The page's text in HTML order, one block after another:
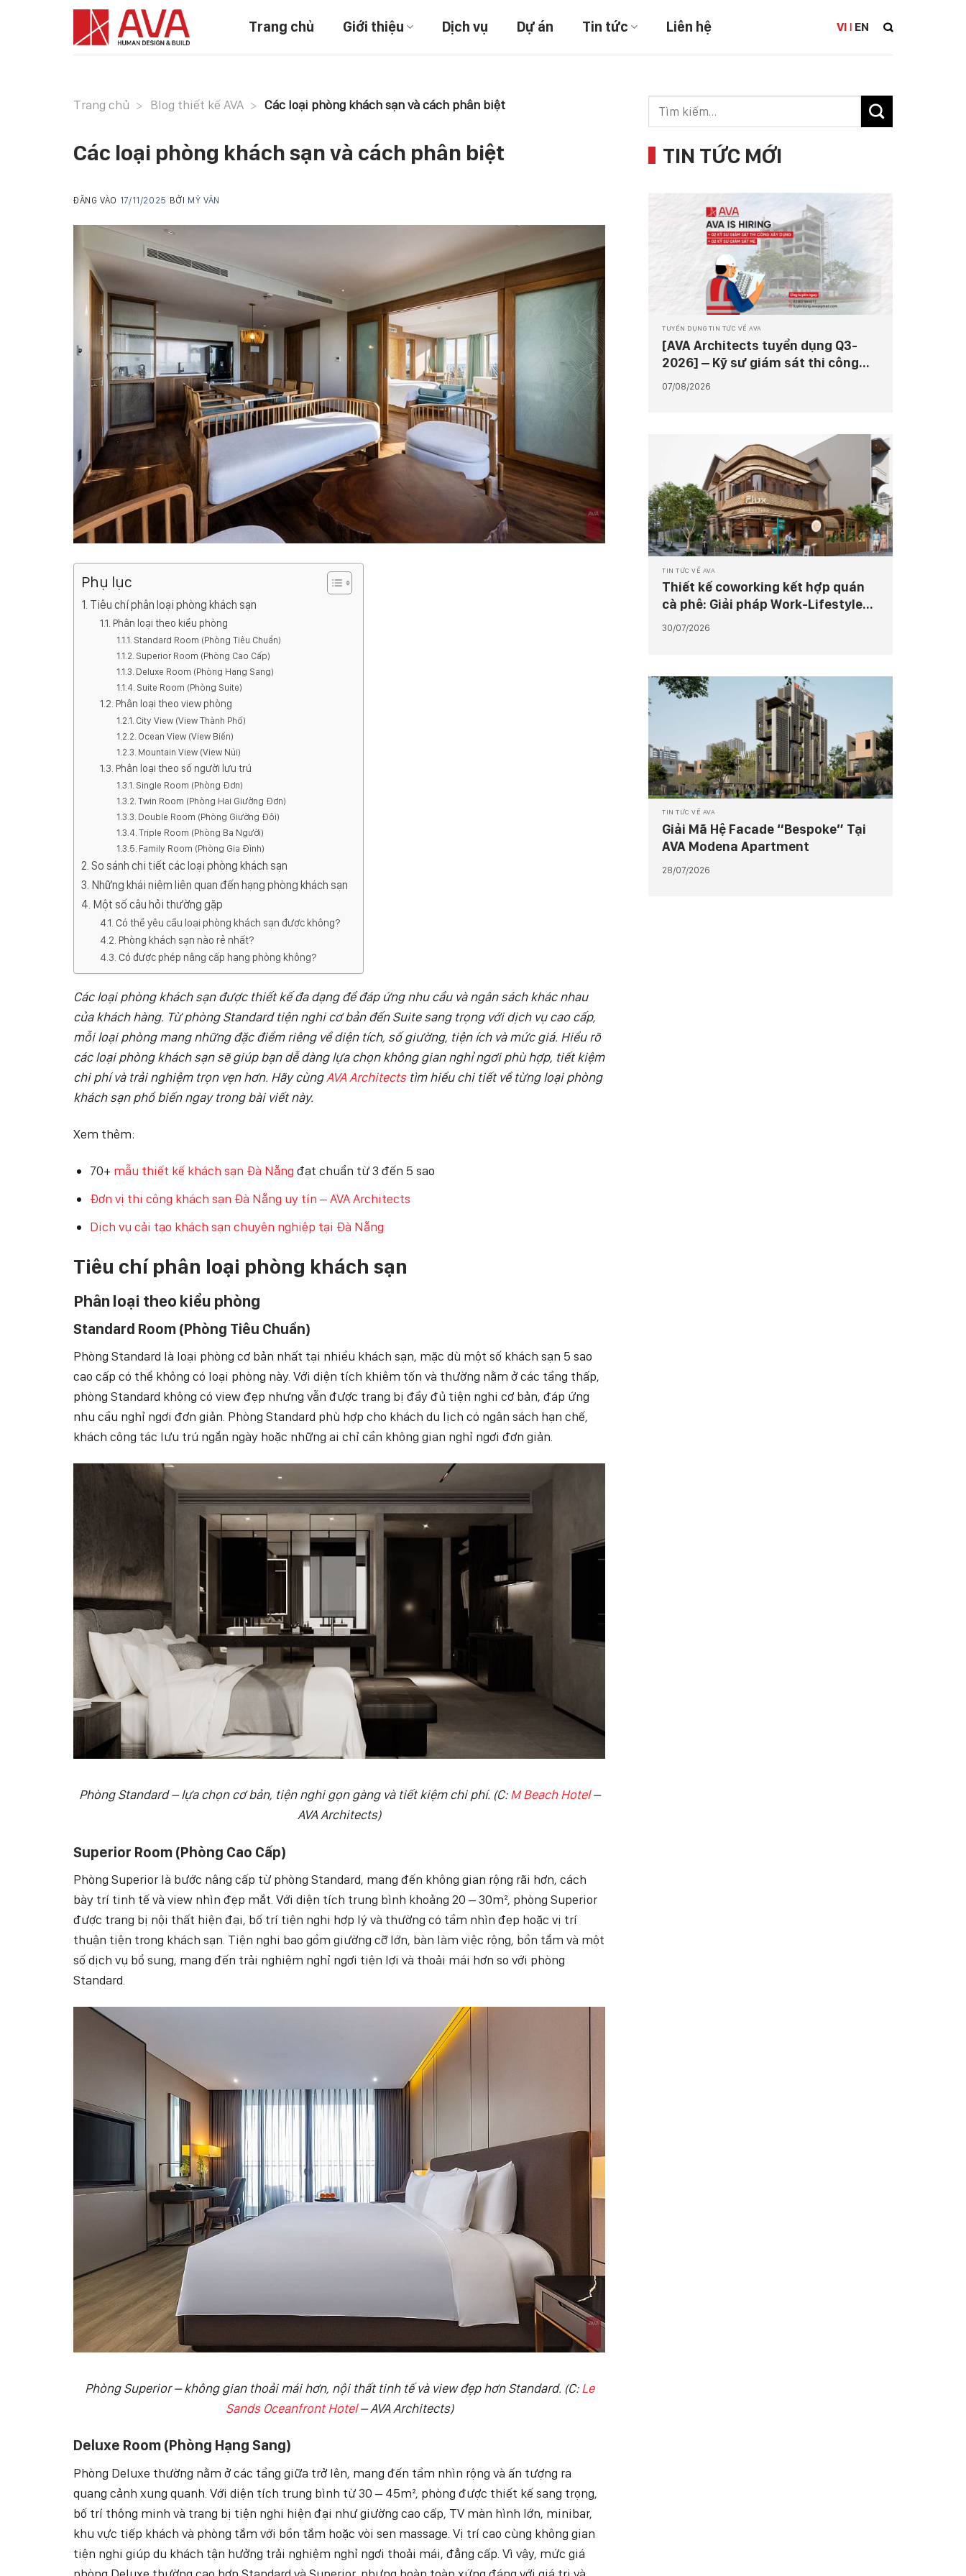
Trang chủ Giới thiệu Dịch vụ Dự án Tin tức Liên hệ VI | EN
Trang chủ > Blog thiết kế AVA > Các loại phòng khách sạn và cách phân biệt
Các loại phòng khách sạn và cách phân biệt
ĐĂNG VÀO 17/11/2025 BỞI MỸ VÂN
Phụ lục
Tiêu chí phân loại phòng khách sạn
Phân loại theo kiểu phòng
Standard Room (Phòng Tiêu Chuẩn)
Superior Room (Phòng Cao Cấp)
Deluxe Room (Phòng Hạng Sang)
Suite Room (Phòng Suite)
Phân loại theo view phòng
City View (View Thành Phố)
Ocean View (View Biển)
Mountain View (View Núi)
Phân loại theo số người lưu trú
Single Room (Phòng Đơn)
Twin Room (Phòng Hai Giường Đơn)
Double Room (Phòng Giường Đôi)
Triple Room (Phòng Ba Người)
Family Room (Phòng Gia Đình)
So sánh chi tiết các loại phòng khách sạn
Những khái niệm liên quan đến hạng phòng khách sạn
Một số câu hỏi thường gặp
Có thể yêu cầu loại phòng khách sạn được không?
Phòng khách sạn nào rẻ nhất?
Có được phép nâng cấp hạng phòng không?
Các loại phòng khách sạn được thiết kế đa dạng để đáp ứng nhu cầu và ngân sách khác nhau
của khách hàng. Từ phòng Standard tiện nghi cơ bản đến Suite sang trọng với dịch vụ cao cấp,
mỗi loại phòng mang những đặc điểm riêng về diện tích, số giường, tiện ích và mức giá. Hiểu rõ
các loại phòng khách sạn sẽ giúp bạn dễ dàng lựa chọn không gian nghỉ ngơi phù hợp, tiết kiệm
chi phí và trải nghiệm trọn vẹn hơn. Hãy cùngAVA Architectstìm hiểu chi tiết về từng loại phòng
khách sạn phổ biến ngay trong bài viết này.
Xem thêm:
70+ mẫu thiết kế khách sạn Đà Nẵng đạt chuẩn từ 3 đến 5 sao
Đơn vị thi công khách sạn Đà Nẵng uy tín – AVA Architects
Dịch vụ cải tạo khách sạn chuyên nghiệp tại Đà Nẵng
Tiêu chí phân loại phòng khách sạn
Phân loại theo kiểu phòng
Standard Room (Phòng Tiêu Chuẩn)
Phòng Standard là loại phòng cơ bản nhất tại nhiều khách sạn, mặc dù một số khách sạn 5 sao
cao cấp có thể không có loại phòng này. Với diện tích khiêm tốn và thường nằm ở các tầng thấp,
phòng Standard không có view đẹp nhưng vẫn được trang bị đầy đủ tiện nghi cơ bản, đáp ứng
nhu cầu nghỉ ngơi đơn giản. Phòng Standard phù hợp cho khách du lịch có ngân sách hạn chế,
khách công tác lưu trú ngắn ngày hoặc những ai chỉ cần không gian nghỉ ngơi đơn giản.
Phòng Standard – lựa chọn cơ bản, tiện nghi gọn gàng và tiết kiệm chi phí. (C: M Beach Hotel–
AVA Architects)
Superior Room (Phòng Cao Cấp)
Phòng Superior là bước nâng cấp từ phòng Standard, mang đến không gian rộng rãi hơn, cách
bày trí tinh tế và view nhìn đẹp mắt. Với diện tích trung bình khoảng 20 – 30m², phòng Superior
được trang bị nội thất hiện đại, bố trí tiện nghi hợp lý và thường có tầm nhìn đẹp hoặc vị trí
thuận tiện trong khách sạn. Tiện nghi bao gồm giường cỡ lớn, bàn làm việc rộng, bồn tắm và một
số dịch vụ bổ sung, mang đến trải nghiệm nghỉ ngơi tiện lợi và thoải mái hơn so với phòng
Standard.
Phòng Superior – không gian thoải mái hơn, nội thất tinh tế và view đẹp hơn Standard. (C:Le
Sands Oceanfront Hotel– AVA Architects)
Deluxe Room (Phòng Hạng Sang)
Phòng Deluxe thường nằm ở các tầng giữa trở lên, mang đến tầm nhìn rộng và ấn tượng ra
quang cảnh xung quanh. Với diện tích trung bình từ 30 – 45m², phòng được thiết kế sang trọng,
bố trí thông minh và trang bị tiện nghi hiện đại như giường cao cấp, TV màn hình lớn, minibar,
khu vực tiếp khách và phòng tắm với bồn tắm hoặc vòi sen massage. Vị trí cao cùng không gian
tiện nghi giúp du khách tận hưởng trải nghiệm nghỉ ngơi thoải mái, đẳng cấp. Vì vậy, mức giá
TIN TỨC MỚI
TUYỂN DỤNG TIN TỨC VỀ AVA
[AVA Architects tuyển dụng Q3-
2026] – Kỹ sư giám sát thi công
công trình
07/08/2026
TIN TỨC VỀ AVA
Thiết kế coworking kết hợp quán
cà phê: Giải pháp Work-Lifestyle
tại Flux Coworking 2
30/07/2026
TIN TỨC VỀ AVA
Giải Mã Hệ Facade “Bespoke” Tại
AVA Modena Apartment
28/07/2026